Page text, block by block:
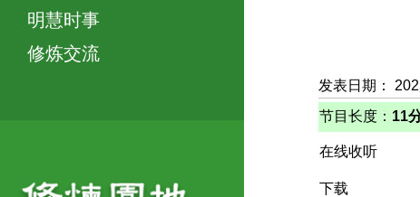
明慧时事
修炼交流
发表日期：
节目长度： 11
在线收听
下载